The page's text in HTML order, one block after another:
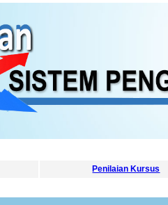
Penilaian Kursus